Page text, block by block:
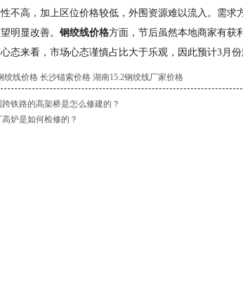
不高，加上区位价格较低，外围资源难以流入。需
明显改善。 钢绞线价格方面，节后虽然本地商家有获
态来看，市场心态谨慎占比大于乐观，因此预计3月
绞线价格 长沙锚索价格 湖南15.2钢绞线厂家价格
跨铁路的高架桥是怎么修建的？
高炉是如何检修的？